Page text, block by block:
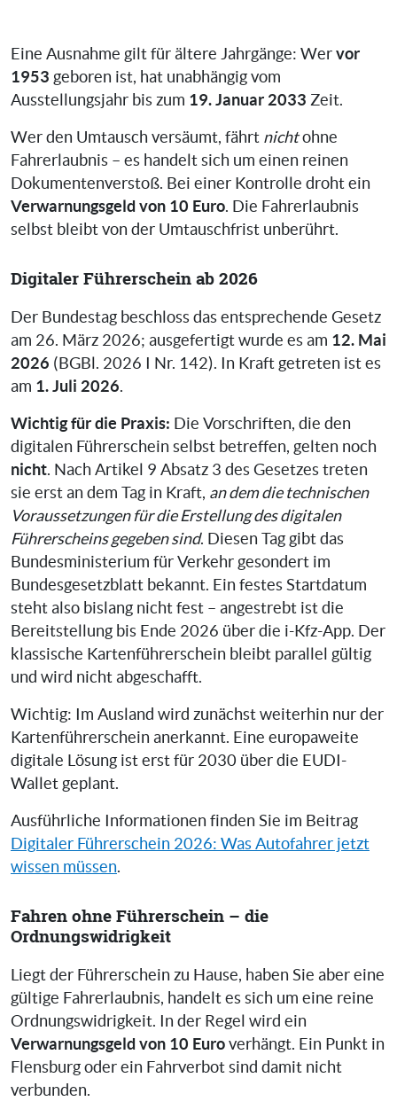
Eine Ausnahme gilt für ältere Jahrgänge: Wer vor
1953 geboren ist, hat unabhängig vom
Ausstellungsjahr bis zum 19. Januar 2033 Zeit.
Wer den Umtausch versäumt, fährt nichtohne
Fahrerlaubnis – es handelt sich um einen reinen
Dokumentenverstoß. Bei einer Kontrolle droht ein
Verwarnungsgeld von 10 Euro. Die Fahrerlaubnis
selbst bleibt von der Umtauschfrist unberührt.
Digitaler Führerschein ab 2026
Der Bundestag beschloss das entsprechende Gesetz
am 26. März 2026; ausgefertigt wurde es am 12. Mai
2026 (BGBl. 2026 I Nr. 142). In Kraft getreten ist es
am 1. Juli 2026.
Wichtig für die Praxis: Die Vorschriften, die den
digitalen Führerschein selbst betreffen, gelten noch
nicht. Nach Artikel 9 Absatz 3 des Gesetzes treten
sie erst an dem Tag in Kraft, an dem die technischen
Voraussetzungen für die Erstellung des digitalen
Führerscheins gegeben sind. Diesen Tag gibt das
Bundesministerium für Verkehr gesondert im
Bundesgesetzblatt bekannt. Ein festes Startdatum
steht also bislang nicht fest – angestrebt ist die
Bereitstellung bis Ende 2026 über die i-Kfz-App. Der
klassische Kartenführerschein bleibt parallel gültig
und wird nicht abgeschafft.
Wichtig: Im Ausland wird zunächst weiterhin nur der
Kartenführerschein anerkannt. Eine europaweite
digitale Lösung ist erst für 2030 über die EUDI-
Wallet geplant.
Ausführliche Informationen finden Sie im Beitrag
Digitaler Führerschein 2026: Was Autofahrer jetzt
wissen müssen.
Fahren ohne Führerschein – die
Ordnungswidrigkeit
Liegt der Führerschein zu Hause, haben Sie aber eine
gültige Fahrerlaubnis, handelt es sich um eine reine
Ordnungswidrigkeit. In der Regel wird ein
Verwarnungsgeld von 10 Euro verhängt. Ein Punkt in
Flensburg oder ein Fahrverbot sind damit nicht
verbunden.